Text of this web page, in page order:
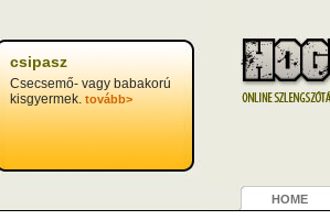
csipasz
Csecsemő- vagy babakorú
kisgyermek. tovább>
HOME